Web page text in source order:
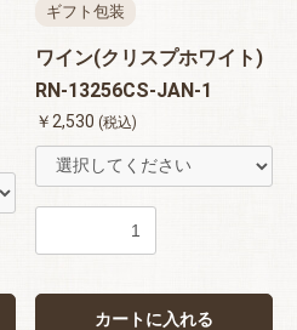
ギフト包装
ワイン(クリスプホワイト)
RN-13256CS-JAN-1
￥2,530 (税込)
カートに入れる